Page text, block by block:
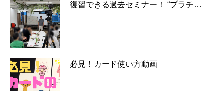
復習できる過去セミナー！ “プラチ…
必見！カード使い方動画